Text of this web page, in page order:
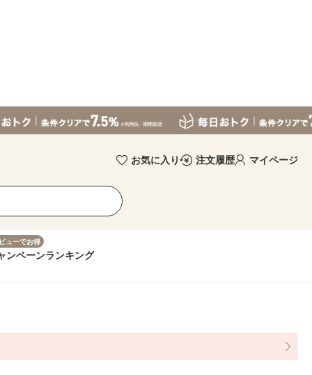
お気に入り 注文履歴 マイページ
ューでお得
ンペーンランキング